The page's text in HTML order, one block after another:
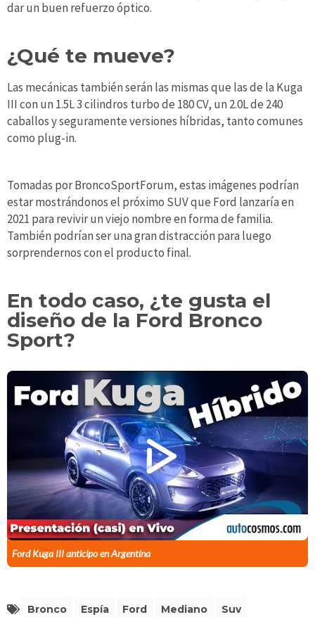
dar un buen refuerzo óptico.
¿Qué te mueve?
Las mecánicas también serán las mismas que las de la Kuga
III con un 1.5L 3 cilindros turbo de 180 CV, un 2.0L de 240
caballos y seguramente versiones híbridas, tanto comunes
como plug-in.
Tomadas por BroncoSportForum, estas imágenes podrían
estar mostrándonos el próximo SUV que Ford lanzaría en
2021 para revivir un viejo nombre en forma de familia.
También podrían ser una gran distracción para luego
sorprendernos con el producto final.
En todo caso, ¿te gusta el
diseño de la Ford Bronco
Sport?
Ford Kuga III anticipo en Argentina
Bronco Espía Ford Mediano Suv